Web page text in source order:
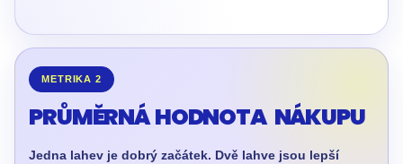
METRIKA 2
PRŮMĚRNÁ HODNOTA NÁKUPU
Jedna lahev je dobrý začátek. Dvě lahve jsou lepší